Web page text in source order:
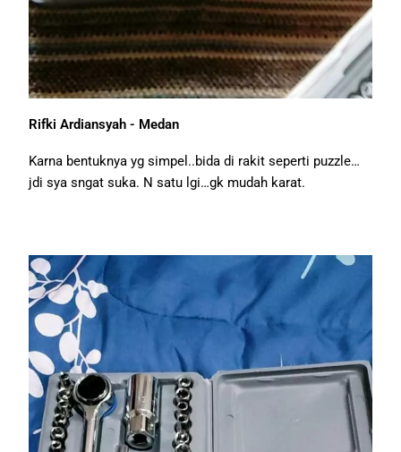
Rifki Ardiansyah - Medan
Karna bentuknya yg simpel..bida di rakit seperti puzzle…
jdi sya sngat suka. N satu lgi…gk mudah karat.